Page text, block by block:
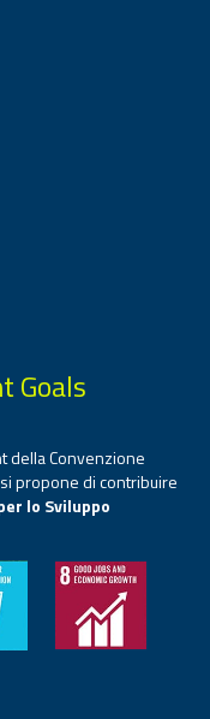
Goals
della Convenzione
propone di contribuire
lo Sviluppo